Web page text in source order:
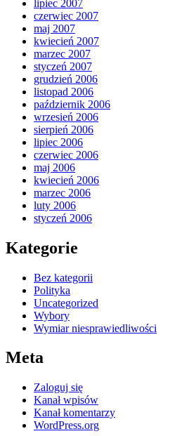
lipiec 2007
czerwiec 2007
maj 2007
kwiecień 2007
marzec 2007
styczeń 2007
grudzień 2006
listopad 2006
październik 2006
wrzesień 2006
sierpień 2006
lipiec 2006
czerwiec 2006
maj 2006
kwiecień 2006
marzec 2006
luty 2006
styczeń 2006
Kategorie
Bez kategorii
Polityka
Uncategorized
Wybory
Wymiar niesprawiedliwości
Meta
Zaloguj się
Kanał wpisów
Kanał komentarzy
WordPress.org